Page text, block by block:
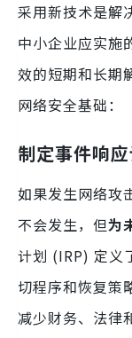
采用新技术是解
中小企业应实施
效的短期和长期
网络安全基础：
制定事件响
如果发生网络攻
不会发生，但为
计划 (IRP) 定义
切程序和恢复策
减少财务、法律